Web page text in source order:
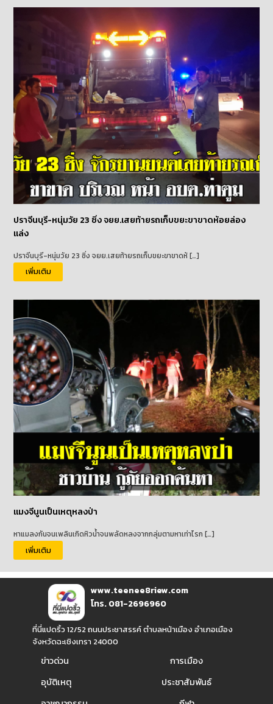
ปราจีนบุรี-หนุ่มวัย 23 ซิ่ง จยย.เสยท้ายรถเก็บขยะขาขาดห้อยล่อง
แล่ง
ปราจีนบุรี-หนุ่มวัย 23 ซิ่ง จยย.เสยท้ายรถเก็บขยะขาขาดห้ […]
เพิ่มเติม
แมงจีนูนเป็นเหตุหลงป่า
หาแมลงกันจนเพลินเกิดหิวน้ำจนพลัดหลงจากกลุ่มตามหาเท่าไรก […]
เพิ่มเติม
www.teenee8riew.com
โทร. 081-2696960
ที่นี่แปดริ้ว 12/52 ถนนประชาสรรค์ ตำบลหน้าเมือง อำเภอเมือง
จังหวัดฉะเชิงเทรา 24000
ข่าวด่วน
อุบัติเหตุ
การเมือง
ประชาสัมพันธ์